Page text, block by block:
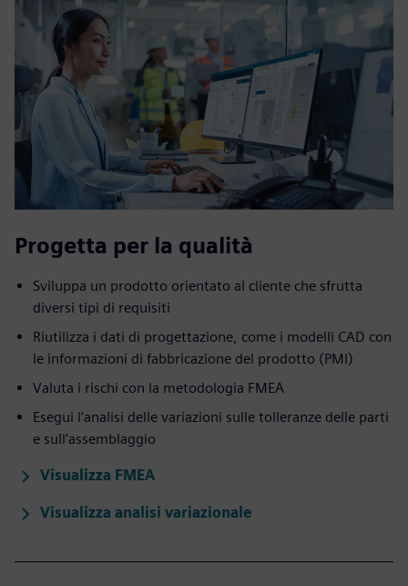
Progetta per la qualità
Sviluppa un prodotto orientato al cliente che sfrutta
diversi tipi di requisiti
Riutilizza i dati di progettazione, come i modelli CAD con
le informazioni di fabbricazione del prodotto (PMI)
Valuta i rischi con la metodologia FMEA
Esegui l’analisi delle variazioni sulle tolleranze delle parti
e sull’assemblaggio
Visualizza FMEA
Visualizza analisi variazionale